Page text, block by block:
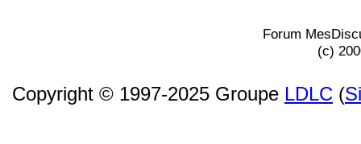
Forum
(c)
Copyright © 1997-2025 Groupe LDLC (